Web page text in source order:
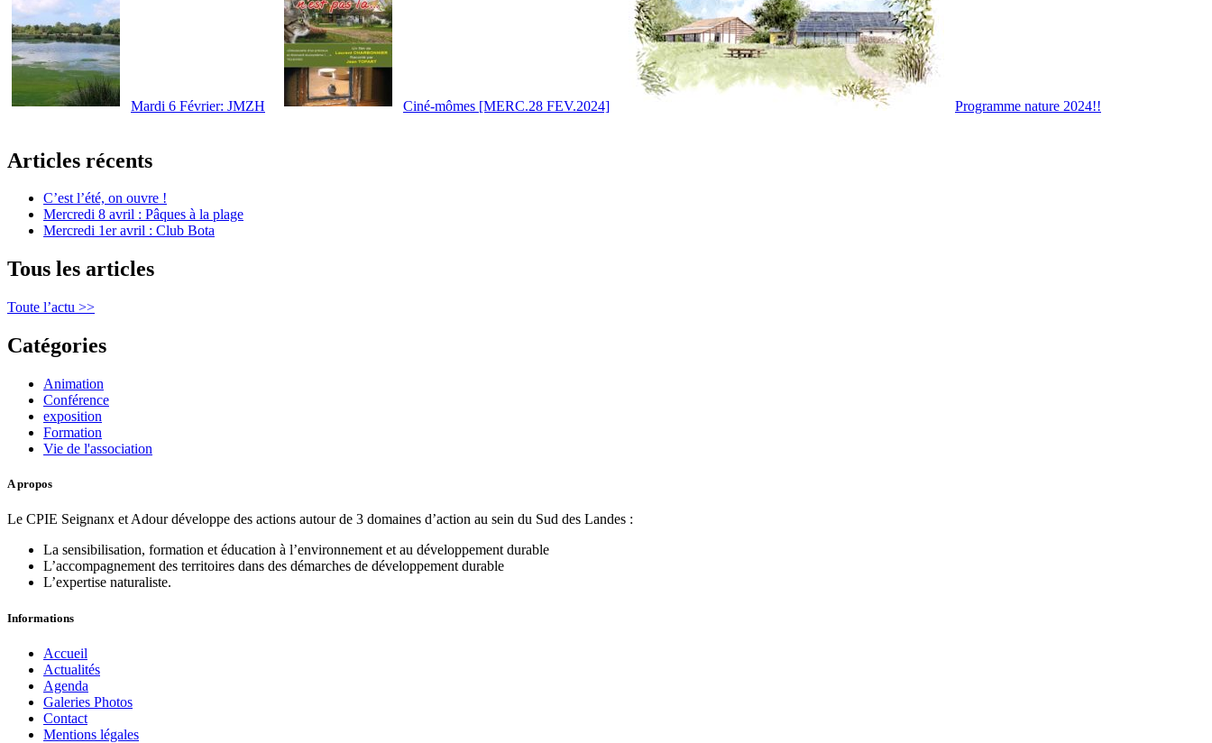
Mardi 6 Février: JMZH Ciné-mômes [MERC.28 FEV.2024] Programme nature 2024!!
Articles récents
C’est l’été, on ouvre !
Mercredi 8 avril : Pâques à la plage
Mercredi 1er avril : Club Bota
Tous les articles
Toute l’actu >>
Catégories
Animation
Conférence
exposition
Formation
Vie de l'association
A propos
Le CPIE Seignanx et Adour développe des actions autour de 3 domaines d’action au sein du Sud des Landes :
La sensibilisation, formation et éducation à l’environnement et au développement durable
L’accompagnement des territoires dans des démarches de développement durable
L’expertise naturaliste.
Informations
Accueil
Actualités
Agenda
Galeries Photos
Contact
Mentions légales